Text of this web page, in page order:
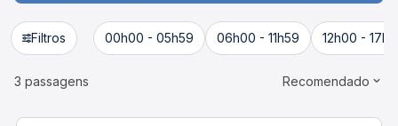
Filtros 00h00 - 05h59 06h00 - 11h59 12h00 -
3 passagens Recomendado